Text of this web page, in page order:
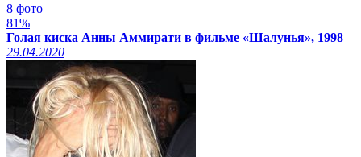
8 фото
81%
Голая киска Анны Аммирати в фильме «Шалунья», 1998
29.04.2020